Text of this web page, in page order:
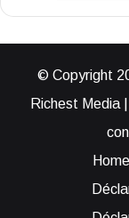
© Copyright
Richest Media
Home